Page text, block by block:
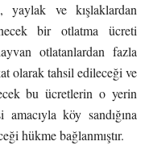
yaylak ve kışlaklardan
bir otlatma ücreti
otlatanlardan fazla
olarak tahsil edileceği ve
bu ücretlerin o yerin
köy sandığına
hükme bağlanmıştır.